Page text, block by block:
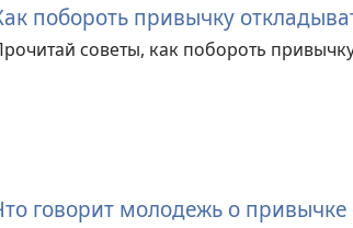
побороть привычку
советы, как побороть
говорит молодежь о